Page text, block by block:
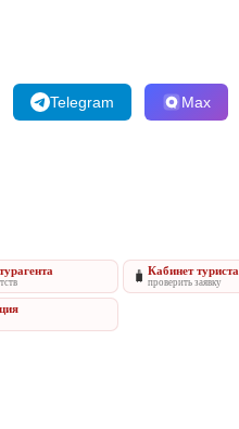
Telegram Max
🧳 Кабинет туриста
проверить заявку